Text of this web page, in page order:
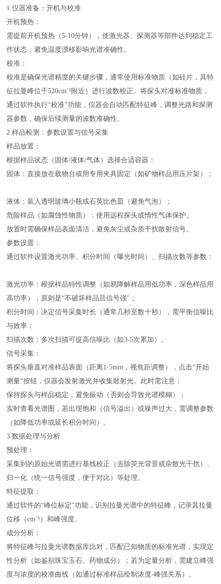
1.仪器准备：开机与校准
开机预热：
需提前开机预热（5-10分钟），使激光器、探测器等部件达到稳定工
作状态，避免温度漂移影响光谱准确性。
校准：
校准是确保光谱精度的关键步骤，通常使用标准物质（如硅片，其特
征拉曼峰位于520cm⁻¹附近）进行波数校正。将探头对准标准物质，
通过软件执行“校准"功能，仪器会自动匹配特征峰，调整光路和探测
器参数，确保后续测量的波数准确性。
2.样品检测：参数设置与信号采集
样品放置：
根据样品状态（固体/液体/气体）选择合适容器：
固体：直接放在载物台或用专用夹具固定（如矿物样品用压片架）；
液体：装入透明玻璃小瓶或石英比色皿（避免气泡）；
危险样品（如腐蚀性物质）：使用远程探头或惰性气体保护。
放置时需确保样品表面清洁，避免灰尘或杂质干扰散射信号。
参数设置 ：
通过软件设置激光功率、积分时间（曝光时间）、扫描次数等参数：
激光功率：根据样品特性调整（如易降解样品用低功率，深色样品用
高功率），原则是“不破坏样品且信号强"；
积分时间：决定信号采集时长（通常几秒至数十秒），需平衡信噪比
与效率；
扫描次数：多次扫描可提高信噪比（如3-5次累加）。
信号采集：
将探头垂直对准样品表面（距离1-5mm，视焦距调整），点击“开始
测量"按钮，仪器会发射激光并收集散射光。此时需注意：
保持探头与样品稳定，避免振动（否则会导致光谱模糊）；
实时查看光谱图，若出现饱和（信号溢出）或噪声过大，需调整参数
（如降低功率或延长积分时间）。
3.数据处理与分析
预处理：
采集到的原始光谱需进行基线校正（去除荧光背景或杂散光干扰）、
归一化（统一信号强度，便于对比）等处理。
特征提取：
通过软件的“峰位标定"功能，识别拉曼光谱中的特征峰，记录其拉曼
位移（cm⁻¹）和峰强度。
成分分析：
将特征峰与拉曼光谱数据库比对，匹配已知物质的标准光谱，实现定
性分析（如鉴别珠宝玉石、药物成分）；若为定量分析，需建立峰强
度与浓度的校准曲线（如通过标准样品绘制浓度-峰强关系）。